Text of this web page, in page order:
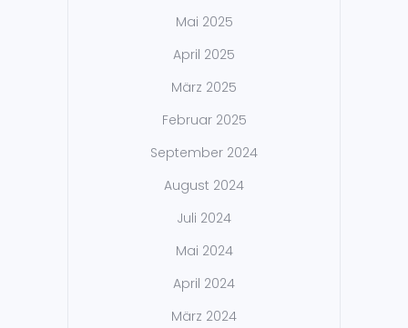
Mai 2025
April 2025
März 2025
Februar 2025
September 2024
August 2024
Juli 2024
Mai 2024
April 2024
März 2024